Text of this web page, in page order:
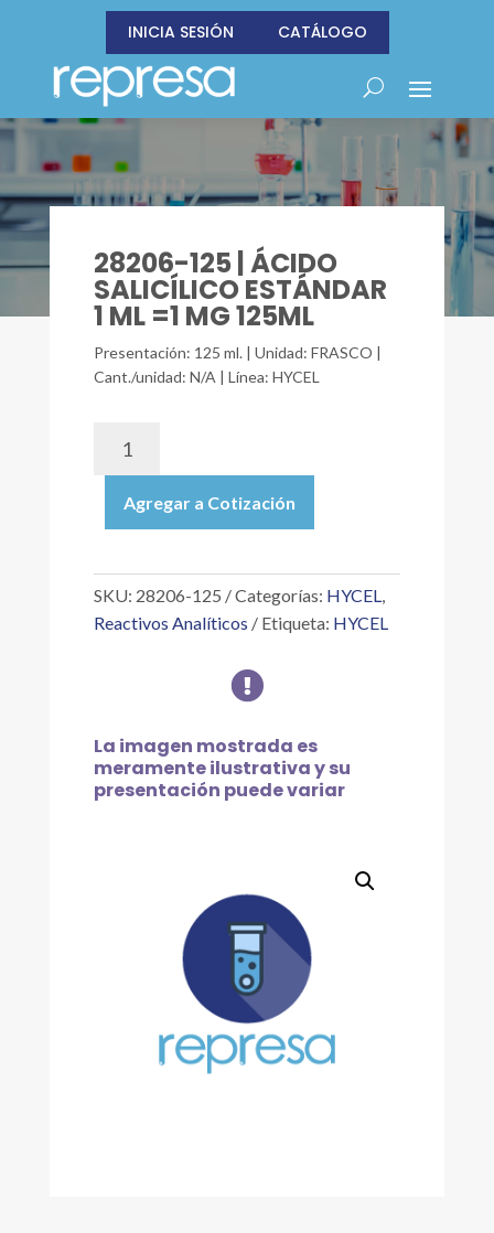
INICIA SESIÓN CATÁLOGO
28206-125 | ÁCIDO
SALICÍLICO ESTÁNDAR
1 ML =1 MG 125ML
Presentación: 125 ml. | Unidad: FRASCO |
Cant./unidad: N/A | Línea: HYCEL
ÁCIDO
SALICÍLICO
1
=1
Agregar a Cotización
SKU: 28206-125 Categorías: HYCEL,
Reactivos Analíticos
Etiqueta: HYCEL

La imagen mostrada es
meramente ilustrativa y su
presentación puede variar